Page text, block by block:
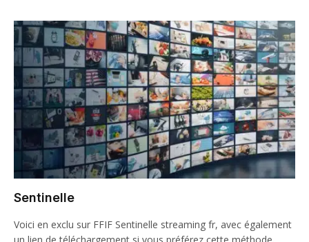
Sentinelle
Voici en exclu sur FFIF Sentinelle streaming fr, avec également